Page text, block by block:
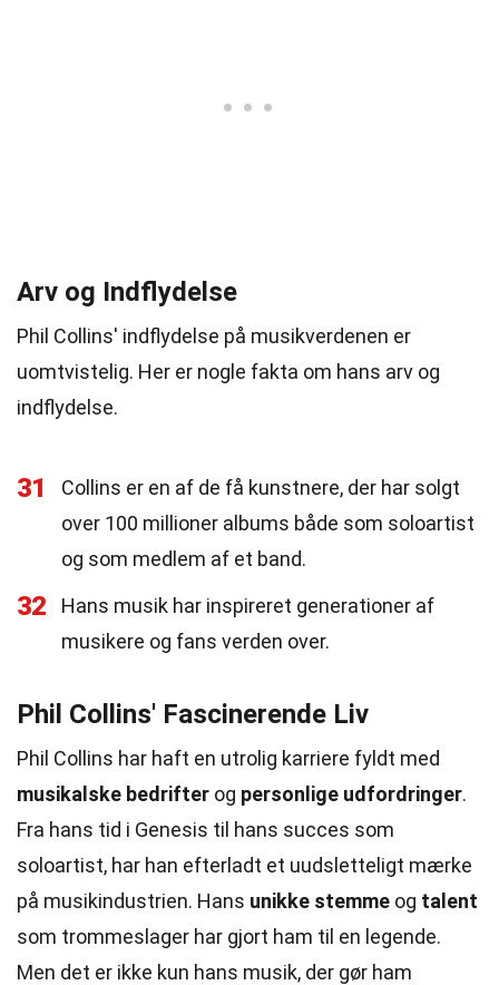
Arv og Indflydelse
Phil Collins' indflydelse på musikverdenen er
uomtvistelig. Her er nogle fakta om hans arv og
indflydelse.
31
Collins er en af de få kunstnere, der har solgt
over 100 millioner albums både som soloartist
og som medlem af et band.
32
Hans musik har inspireret generationer af
musikere og fans verden over.
Phil Collins' Fascinerende Liv
Phil Collins har haft en utrolig karriere fyldt med
musikalske bedrifter og personlige udfordringer.
Fra hans tid i Genesis til hans succes som
soloartist, har han efterladt et uudsletteligt mærke
på musikindustrien. Hans unikke stemme og talent
som trommeslager har gjort ham til en legende.
Men det er ikke kun hans musik, der gør ham